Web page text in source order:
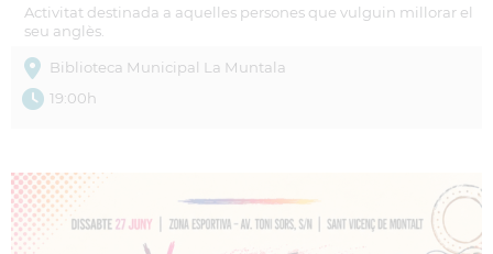
Activitat destinada a aquelles persones que vulguin millorar el
seu anglès.
Biblioteca Municipal La Muntala
19:00h